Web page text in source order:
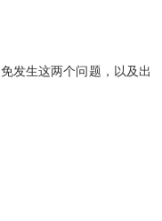
发生这两个问题，以及出